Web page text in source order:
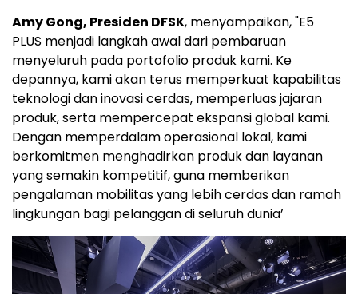
Amy Gong, Presiden DFSK, menyampaikan, "E5
PLUS menjadi langkah awal dari pembaruan
menyeluruh pada portofolio produk kami. Ke
depannya, kami akan terus memperkuat kapabilitas
teknologi dan inovasi cerdas, memperluas jajaran
produk, serta mempercepat ekspansi global kami.
Dengan memperdalam operasional lokal, kami
berkomitmen menghadirkan produk dan layanan
yang semakin kompetitif, guna memberikan
pengalaman mobilitas yang lebih cerdas dan ramah
lingkungan bagi pelanggan di seluruh dunia’